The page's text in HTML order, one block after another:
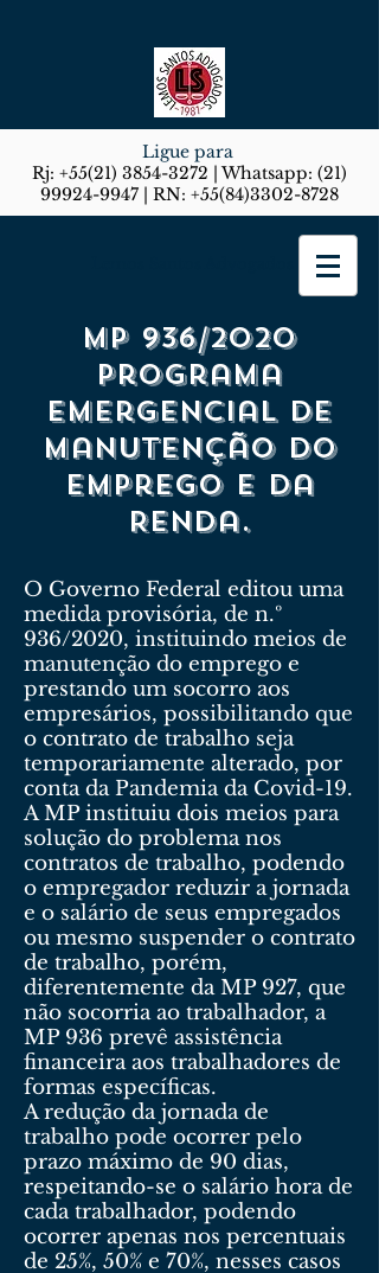
Ligue para
Rj: +55(21) 3854-3272 | Whatsapp: (21)
99924-9947 | RN: +55(84)3302-8728
MP 936/2020
Programa
Emergencial de
Manutenção do
Emprego e da
Renda.
O Governo Federal editou uma
medida provisória, de n.º
936/2020, instituindo meios de
manutenção do emprego e
prestando um socorro aos
empresários, possibilitando que
o contrato de trabalho seja
temporariamente alterado, por
conta da Pandemia da Covid-19.
A MP instituiu dois meios para
solução do problema nos
contratos de trabalho, podendo
o empregador reduzir a jornada
e o salário de seus empregados
ou mesmo suspender o contrato
de trabalho, porém,
diferentemente da MP 927, que
não socorria ao trabalhador, a
MP 936 prevê assistência
financeira aos trabalhadores de
formas específicas.
A redução da jornada de
trabalho pode ocorrer pelo
prazo máximo de 90 dias,
respeitando-se o salário hora de
cada trabalhador, podendo
ocorrer apenas nos percentuais
de 25%, 50% e 70%, nesses casos